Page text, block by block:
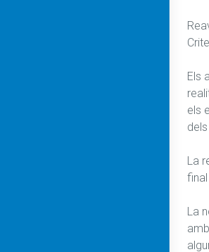
Els
els
La
La